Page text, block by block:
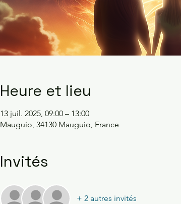
Heure et lieu
13 juil. 2025, 09:00 – 13:00
Mauguio, 34130 Mauguio, France
Invités
+ 2 autres invités